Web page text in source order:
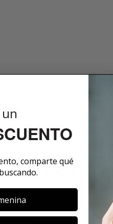
comparte qué